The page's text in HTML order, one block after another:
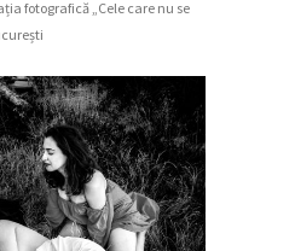
fotografică „Cele care nu se